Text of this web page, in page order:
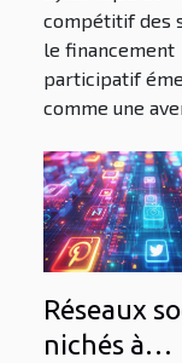
une
de
réussie
compétitif des
le financement
participatif
comme une
Réseaux
nichés à